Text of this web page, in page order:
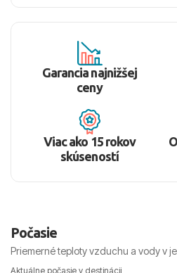
Garancia najnižšej
ceny
Viac ako 15 rokov
skúseností
Počasie
Priemerné teploty vzduchu a vody v
Aktuálne počasie v destinácii